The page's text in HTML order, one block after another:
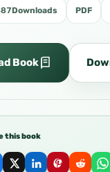
Downloads PDF
Book
this book